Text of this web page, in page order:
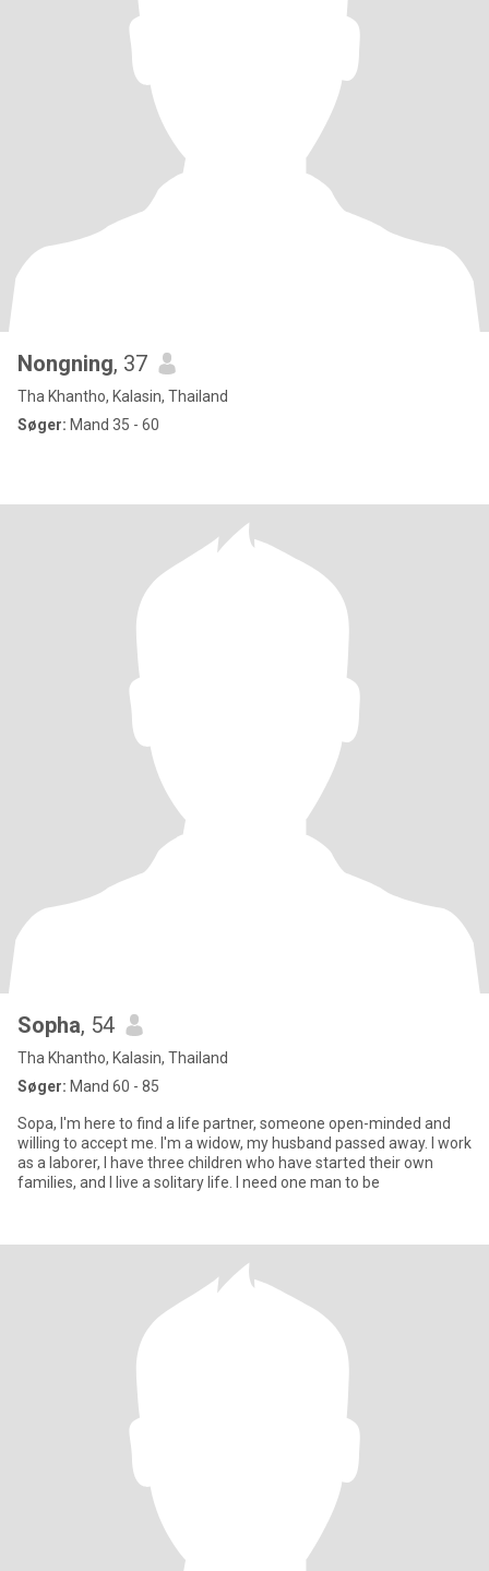
Nongning, 37
Tha Khantho, Kalasin, Thailand
Søger: Mand 35 - 60
Sopha, 54
Tha Khantho, Kalasin, Thailand
Søger: Mand 60 - 85
Sopa, I'm here to find a life partner, someone open-minded and
willing to accept me. I'm a widow, my husband passed away. I work
as a laborer, I have three children who have started their own
families, and I live a solitary life. I need one man to be